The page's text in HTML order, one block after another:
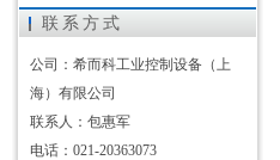
联系方式
公司：希而科工业控制设备（上
海）有限公司
联系人：包惠军
电话：021-20363073